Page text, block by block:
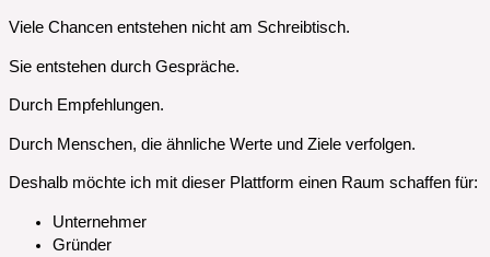
Viele Chancen entstehen nicht am Schreibtisch.
Sie entstehen durch Gespräche.
Durch Empfehlungen.
Durch Menschen, die ähnliche Werte und Ziele verfolgen.
Deshalb möchte ich mit dieser Plattform einen Raum schaffen für:
Unternehmer
Gründer